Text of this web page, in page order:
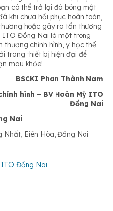
có thể trở lại đá bóng một
khi chưa hồi phục hoàn toàn,
hoặc gây ra tổn thương
ITO Đồng Nai là một trong
thương chỉnh hình, y học thể
trang thiết bị hiện đại để
mau khỏe!
BSCKI Phan Thành Nam
hình – BV Hoàn Mỹ ITO
Đồng Nai
Nai
Nhất, Biên Hòa, Đồng Nai
ITO Đồng Nai